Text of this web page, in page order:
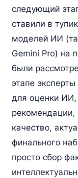
следующий
ставили в
моделей ИИ
Gemini Pro) на
были
этапе
для оценки ИИ,
рекомендации,
качество,
финального
просто сбор